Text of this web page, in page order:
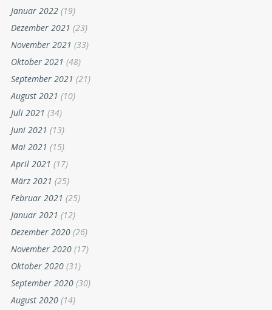
Januar 2022 (19)
Dezember 2021 (23)
November 2021 (33)
Oktober 2021 (48)
September 2021 (21)
August 2021 (10)
Juli 2021 (34)
Juni 2021 (13)
Mai 2021 (15)
April 2021 (17)
März 2021 (25)
Februar 2021 (25)
Januar 2021 (12)
Dezember 2020 (26)
November 2020 (17)
Oktober 2020 (31)
September 2020 (30)
August 2020 (14)